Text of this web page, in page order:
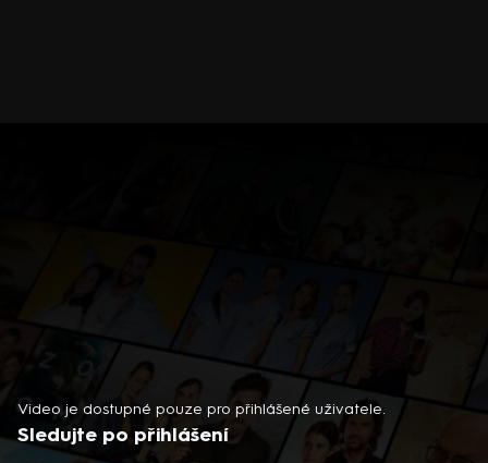
Video je dostupné pouze pro přihlášené uživatele.
Sledujte po přihlášení